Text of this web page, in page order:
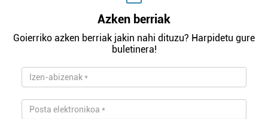
Azken berriak
Goierriko azken berriak jakin nahi dituzu? Harpidetu gure
buletinera!